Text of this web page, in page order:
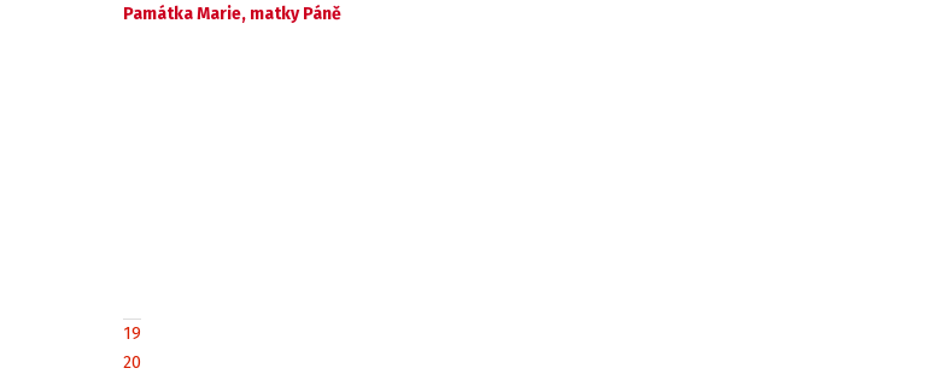
Památka Marie, matky Páně
19
20